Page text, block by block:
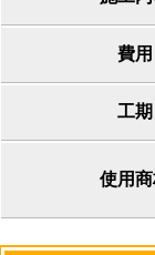
費用
工期
使用